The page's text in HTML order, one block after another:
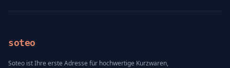
soteo
Soteo ist Ihre erste Adresse für hochwertige Kurzwaren,